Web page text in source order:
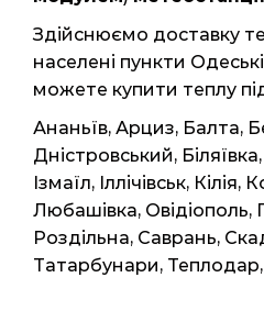
Здійснюємо доставку
населені пункти
можете купити теплу
Ананьїв, Арциз, Балта,
Дністровський,
Ізмаїл, Іллічівськ,
Любашівка, Овідіополь,
Роздільна, Саврань,
Татарбунари,